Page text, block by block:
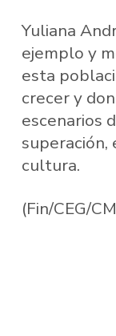
Yuliana
ejemplo y
esta
crecer y
escenarios
superación,
cultura.
(Fin/CEG/